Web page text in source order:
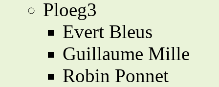
Ploeg3
Evert Bleus
Guillaume Mille
Robin Ponnet